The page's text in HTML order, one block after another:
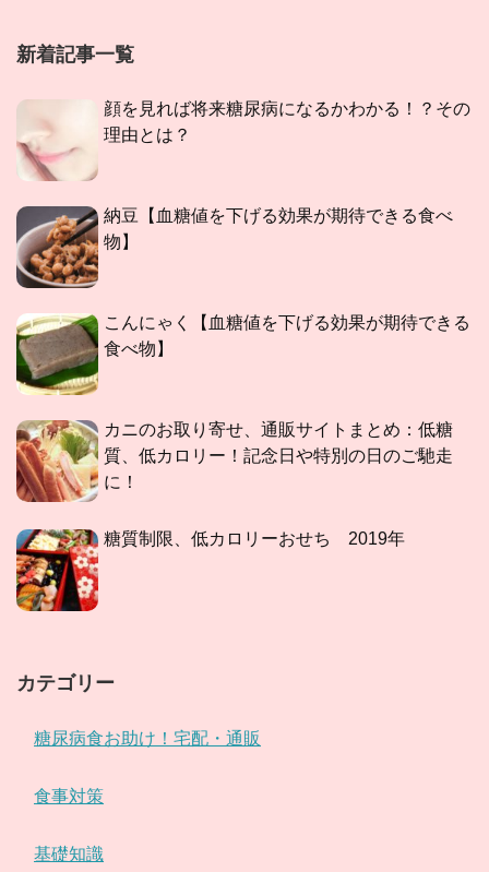
新着記事一覧
顔を見れば将来糖尿病になるかわかる！？その
理由とは？
納豆【血糖値を下げる効果が期待できる食べ
物】
こんにゃく【血糖値を下げる効果が期待できる
食べ物】
カニのお取り寄せ、通販サイトまとめ：低糖
質、低カロリー！記念日や特別の日のご馳走
に！
糖質制限、低カロリーおせち 2019年
カテゴリー
糖尿病食お助け！宅配・通販
食事対策
基礎知識